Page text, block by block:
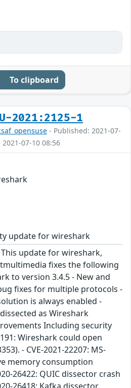
To clipboard
2021:2125-1
- Published: 2021-07-
07-10 08:56
update for wireshark
This update for wireshark,
fixes the following
to version 3.4.5 - New and
fixes for multiple protocols -
is always enabled -
as Wireshark
Including security
Wireshark could open
- CVE-2021-22207: MS-
memory consumption
26422: QUIC dissector crash